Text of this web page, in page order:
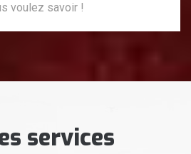
voulez savoir !
services